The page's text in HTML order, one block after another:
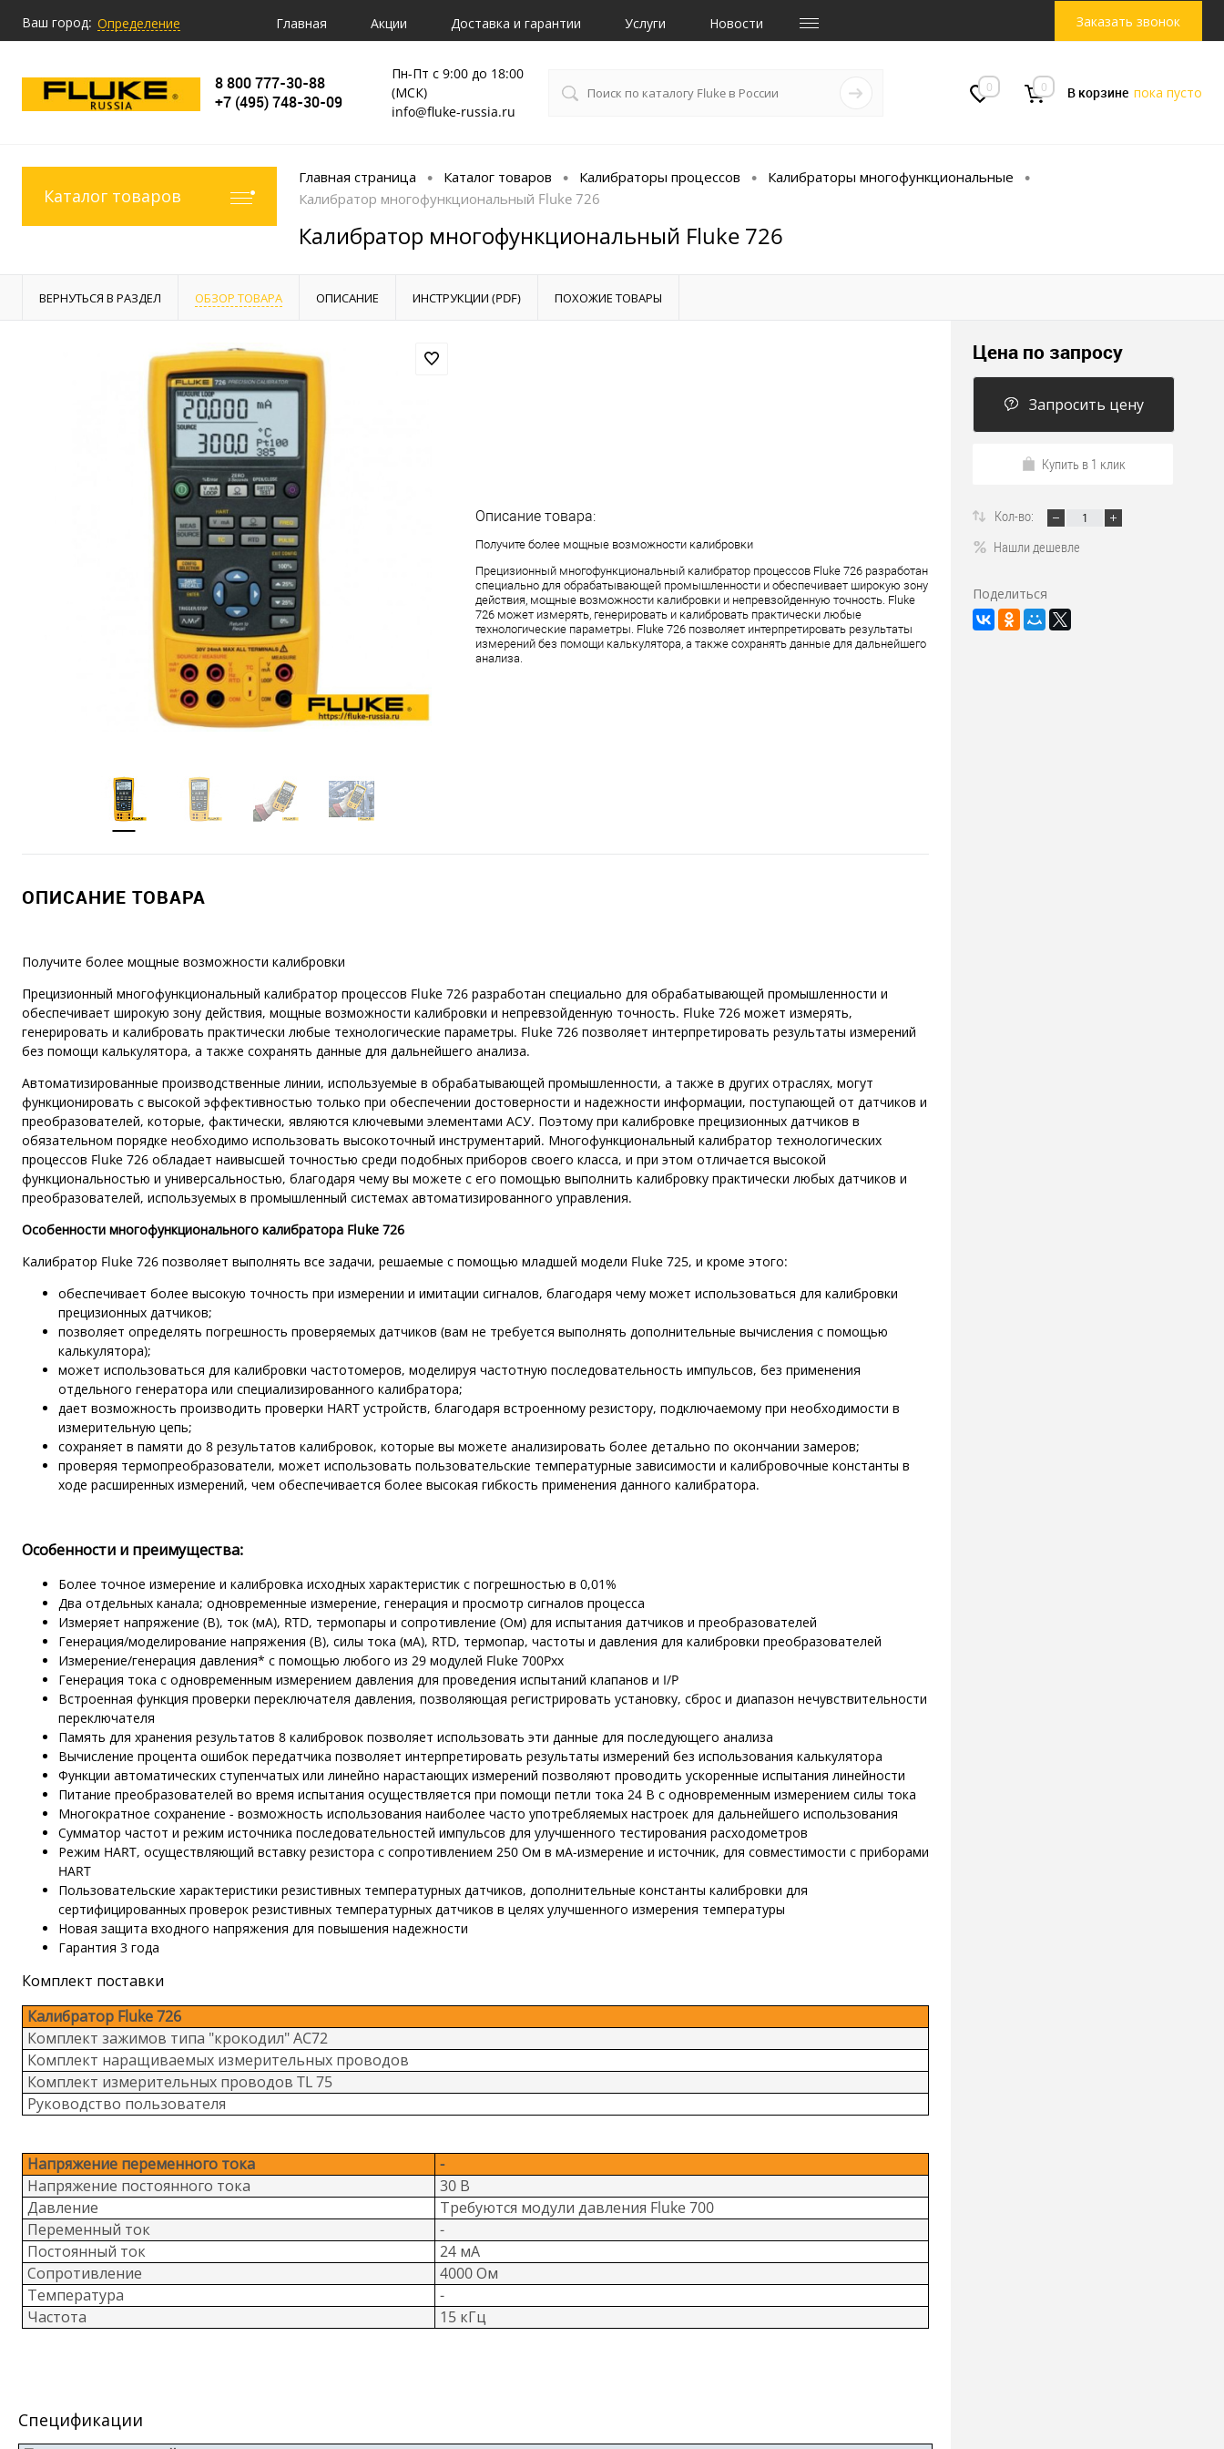
Ваш город: Определение Главная Акции Доставка и гарантии Услуги Новости Заказать звонок
8 800 777-30-88
+7 (495) 748-30-09
Пн-Пт с 9:00 до 18:00
(МСК)
info@fluke-russia.ru
0 0 В корзине пока пусто
Каталог товаров
Главная страница • Каталог товаров • Калибраторы процессов • Калибраторы многофункциональные
•
Калибратор многофункциональный Fluke 726
Калибратор многофункциональный Fluke 726
ВЕРНУТЬСЯ В РАЗДЕЛ ОБЗОР ТОВАРА ОПИСАНИЕ ИНСТРУКЦИИ (PDF) ПОХОЖИЕ ТОВАРЫ
Описание товара:
Получите более мощные возможности калибровки
Прецизионный многофункциональный калибратор процессов Fluke 726 разработан
специально для обрабатывающей промышленности и обеспечивает широкую зону
действия, мощные возможности калибровки и непревзойденную точность. Fluke
726 может измерять, генерировать и калибровать практически любые
технологические параметры. Fluke 726 позволяет интерпретировать результаты
измерений без помощи калькулятора, а также сохранять данные для дальнейшего
анализа.
ОПИСАНИЕ ТОВАРА
Получите более мощные возможности калибровки
Прецизионный многофункциональный калибратор процессов Fluke 726 разработан специально для обрабатывающей промышленности и
обеспечивает широкую зону действия, мощные возможности калибровки и непревзойденную точность. Fluke 726 может измерять,
генерировать и калибровать практически любые технологические параметры. Fluke 726 позволяет интерпретировать результаты измерений
без помощи калькулятора, а также сохранять данные для дальнейшего анализа.
Автоматизированные производственные линии, используемые в обрабатывающей промышленности, а также в других отраслях, могут
функционировать с высокой эффективностью только при обеспечении достоверности и надежности информации, поступающей от датчиков и
преобразователей, которые, фактически, являются ключевыми элементами АСУ. Поэтому при калибровке прецизионных датчиков в
обязательном порядке необходимо использовать высокоточный инструментарий. Многофункциональный калибратор технологических
процессов Fluke 726 обладает наивысшей точностью среди подобных приборов своего класса, и при этом отличается высокой
функциональностью и универсальностью, благодаря чему вы можете с его помощью выполнить калибровку практически любых датчиков и
преобразователей, используемых в промышленный системах автоматизированного управления.
Особенности многофункционального калибратора Fluke 726
Калибратор Fluke 726 позволяет выполнять все задачи, решаемые с помощью младшей модели Fluke 725, и кроме этого:
обеспечивает более высокую точность при измерении и имитации сигналов, благодаря чему может использоваться для калибровки
прецизионных датчиков;
позволяет определять погрешность проверяемых датчиков (вам не требуется выполнять дополнительные вычисления с помощью
калькулятора);
может использоваться для калибровки частотомеров, моделируя частотную последовательность импульсов, без применения
отдельного генератора или специализированного калибратора;
дает возможность производить проверки HART устройств, благодаря встроенному резистору, подключаемому при необходимости в
измерительную цепь;
сохраняет в памяти до 8 результатов калибровок, которые вы можете анализировать более детально по окончании замеров;
проверяя термопреобразователи, может использовать пользовательские температурные зависимости и калибровочные константы в
ходе расширенных измерений, чем обеспечивается более высокая гибкость применения данного калибратора.
Особенности и преимущества:
Более точное измерение и калибровка исходных характеристик с погрешностью в 0,01%
Два отдельных канала; одновременные измерение, генерация и просмотр сигналов процесса
Измеряет напряжение (В), ток (мА), RTD, термопары и сопротивление (Ом) для испытания датчиков и преобразователей
Генерация/моделирование напряжения (В), силы тока (мА), RTD, термопар, частоты и давления для калибровки преобразователей
Измерение/генерация давления* с помощью любого из 29 модулей Fluke 700Pxx
Генерация тока с одновременным измерением давления для проведения испытаний клапанов и I/P
Встроенная функция проверки переключателя давления, позволяющая регистрировать установку, сброс и диапазон нечувствительности
переключателя
Память для хранения результатов 8 калибровок позволяет использовать эти данные для последующего анализа
Вычисление процента ошибок передатчика позволяет интерпретировать результаты измерений без использования калькулятора
Функции автоматических ступенчатых или линейно нарастающих измерений позволяют проводить ускоренные испытания линейности
Питание преобразователей во время испытания осуществляется при помощи петли тока 24 В с одновременным измерением силы тока
Многократное сохранение - возможность использования наиболее часто употребляемых настроек для дальнейшего использования
Сумматор частот и режим источника последовательностей импульсов для улучшенного тестирования расходометров
Режим HART, осуществляющий вставку резистора с сопротивлением 250 Ом в мА-измерение и источник, для совместимости с приборами
HART
Пользовательские характеристики резистивных температурных датчиков, дополнительные константы калибровки для
сертифицированных проверок резистивных температурных датчиков в целях улучшенного измерения температуры
Новая защита входного напряжения для повышения надежности
Гарантия 3 года
Комплект поставки
Калибратор Fluke 726
Комплект зажимов типа "крокодил" AC72
Комплект наращиваемых измерительных проводов
Комплект измерительных проводов TL 75
Руководство пользователя
Напряжение переменного тока
-
Напряжение постоянного тока
30 В
Давление
Требуются модули давления Fluke 700
Переменный ток
-
Постоянный ток
24 мА
Сопротивление
4000 Ом
Температура
-
Частота
15 кГц
Спецификации
Цена по запросу
Запросить цену
Купить в 1 клик
Кол-во:
Нашли дешевле
Поделиться